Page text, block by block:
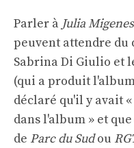
Parler à Julia Migenes
peuvent attendre du
Sabrina Di Giulio et
(qui a produit
déclaré qu'il y avait
dans l'album » et
de Parc du Sudou